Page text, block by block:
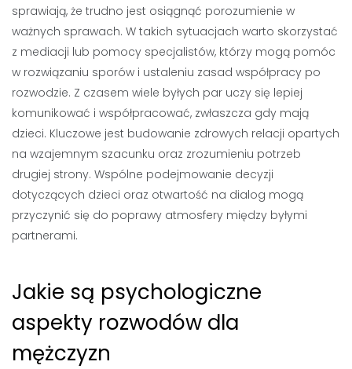
sprawiają, że trudno jest osiągnąć porozumienie w
ważnych sprawach. W takich sytuacjach warto skorzystać
z mediacji lub pomocy specjalistów, którzy mogą pomóc
w rozwiązaniu sporów i ustaleniu zasad współpracy po
rozwodzie. Z czasem wiele byłych par uczy się lepiej
komunikować i współpracować, zwłaszcza gdy mają
dzieci. Kluczowe jest budowanie zdrowych relacji opartych
na wzajemnym szacunku oraz zrozumieniu potrzeb
drugiej strony. Wspólne podejmowanie decyzji
dotyczących dzieci oraz otwartość na dialog mogą
przyczynić się do poprawy atmosfery między byłymi
partnerami.
Jakie są psychologiczne
aspekty rozwodów dla
mężczyzn